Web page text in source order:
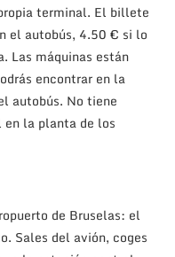
terminal. El billete
el autobús, 4.50 € si lo
Las máquinas están
encontrar en la
autobús. No tiene
en la planta de los
de Bruselas: el
Sales del avión, coges